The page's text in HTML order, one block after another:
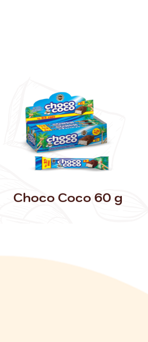
Choco Coco 60 g